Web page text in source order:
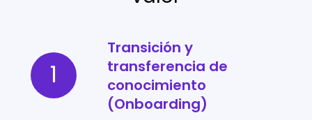
1
Transición y
transferencia de
conocimiento
(Onboarding)
Transición
transferencia